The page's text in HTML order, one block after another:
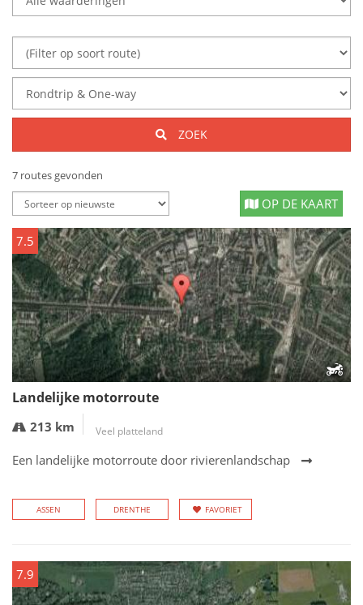
ZOEK
7 routes gevonden
OP DE KAART
7.5
Landelijke motorroute
213 km Veel platteland
Een landelijke motorroute door rivierenlandschap
ASSEN DRENTHE FAVORIET
7.9